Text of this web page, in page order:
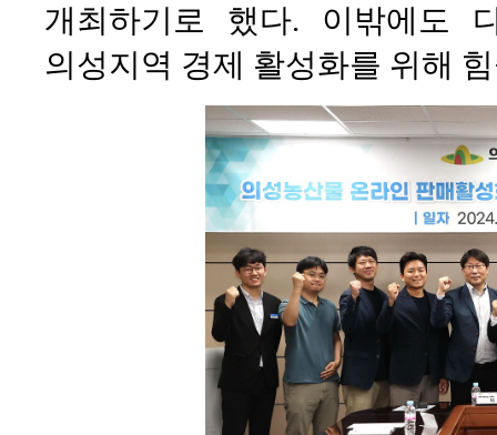
개최하기로 했다. 이밖에도
의성지역 경제 활성화를 위해